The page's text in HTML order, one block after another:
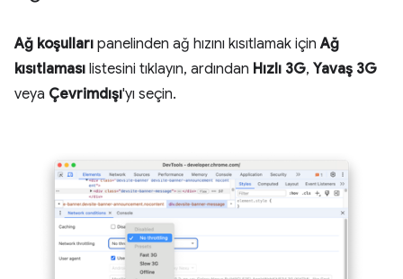
Ağ koşulları panelinden ağ hızını kısıtlamak içinAğ
kısıtlaması listesini tıklayın, ardından Hızlı 3G, Yavaş 3G
veya Çevrimdışı'yı seçin.